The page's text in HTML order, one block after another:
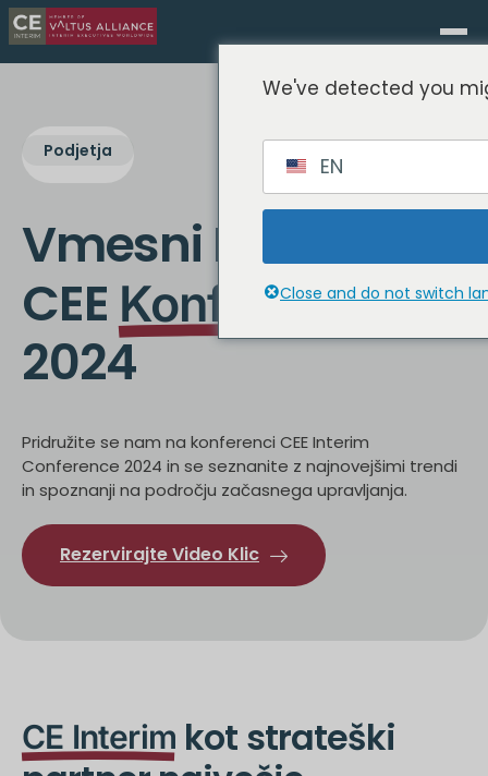
Podjetja
Vmesni Program
CEE Konferenca
2024
Pridružite se nam na konferenci CEE Interim
Conference 2024 in se seznanite z najnovejšimi trendi
in spoznanji na področju začasnega upravljanja.
Rezervirajte Video Klic
CE Interim kot strateški
We've detected you
EN
Close and do not switch